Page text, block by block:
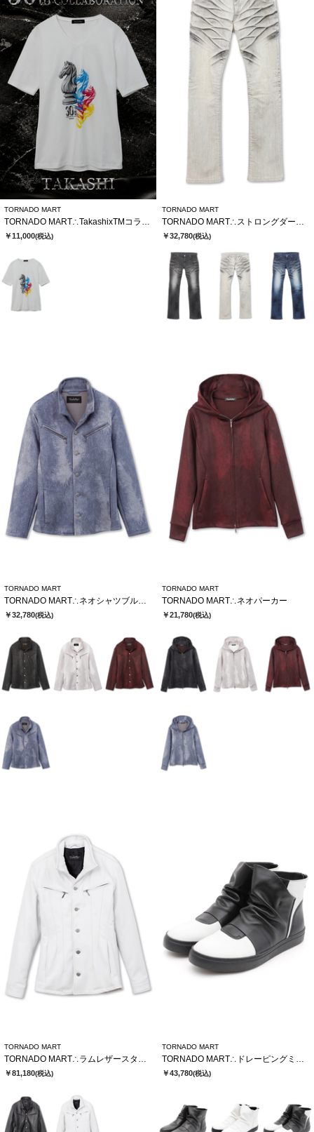
TORNADO MART
￥11,000(税込)
TORNADO MART
￥32,780(税込)
TORNADO MART
TORNADO MART∴ネオシャツブルゾン
￥32,780(税込)
TORNADO MART
TORNADO MART∴ネオパーカー
￥21,780(税込)
TORNADO MART
￥81,180(税込)
TORNADO MART
￥43,780(税込)